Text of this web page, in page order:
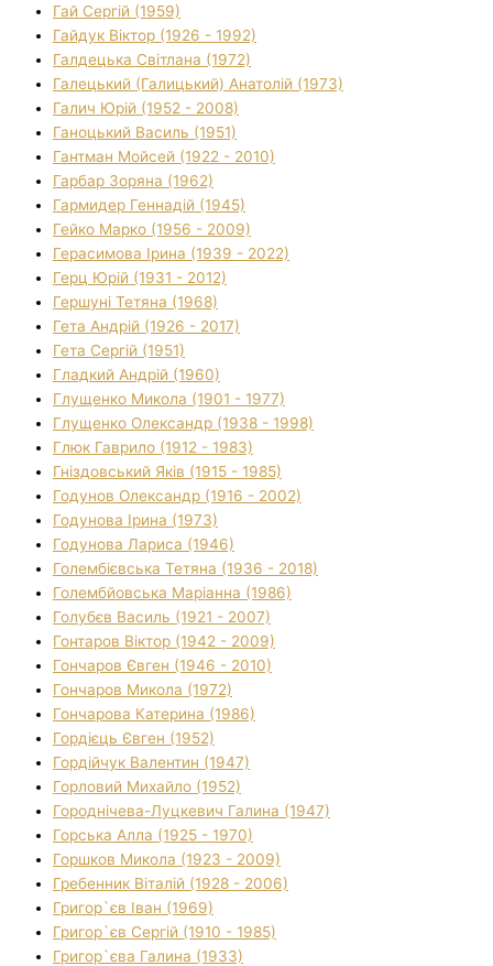
Гай Сергій (1959)
Гайдук Віктор (1926 - 1992)
Галдецька Світлана (1972)
Галецький (Галицький) Анатолій (1973)
Галич Юрій (1952 - 2008)
Ганоцький Василь (1951)
Гантман Мойсей (1922 - 2010)
Гарбар Зоряна (1962)
Гармидер Геннадій (1945)
Гейко Марко (1956 - 2009)
Герасимова Ірина (1939 - 2022)
Герц Юрій (1931 - 2012)
Гершуні Тетяна (1968)
Гета Андрій (1926 - 2017)
Гета Сергій (1951)
Гладкий Андрій (1960)
Глущенко Микола (1901 - 1977)
Глущенко Олександр (1938 - 1998)
Глюк Гаврило (1912 - 1983)
Гніздовський Яків (1915 - 1985)
Годунов Олександр (1916 - 2002)
Годунова Ірина (1973)
Годунова Лариса (1946)
Голембієвська Тетяна (1936 - 2018)
Голембйовська Маріанна (1986)
Голубєв Василь (1921 - 2007)
Гонтаров Віктор (1942 - 2009)
Гончаров Євген (1946 - 2010)
Гончаров Микола (1972)
Гончарова Катерина (1986)
Гордієць Євген (1952)
Гордійчук Валентин (1947)
Горловий Михайло (1952)
Городнічева-Луцкевич Галина (1947)
Горська Алла (1925 - 1970)
Горшков Микола (1923 - 2009)
Гребенник Віталій (1928 - 2006)
Григор`єв Іван (1969)
Григор`єв Сергій (1910 - 1985)
Григор`єва Галина (1933)